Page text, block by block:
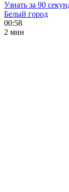
Узнать за 90
Белый город
00:58
2 мин